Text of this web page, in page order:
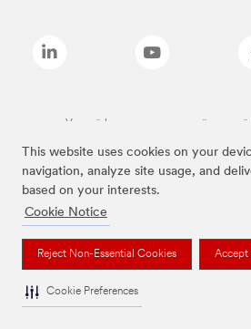
This website uses cookies on your
navigation, analyze site usage, and
based on your interests.
Cookie Notice
Reject Non-Essential Cookies Accept
Cookie Preferences
Varumärken som anges ovan är